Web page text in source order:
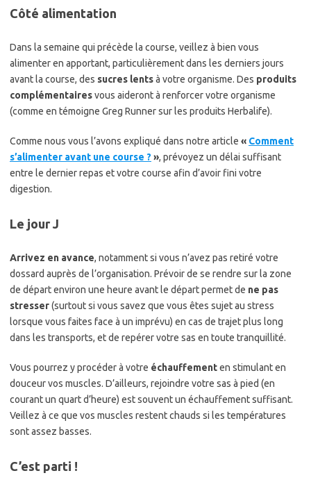
Côté alimentation
Dans la semaine qui précède la course, veillez à bien vous
alimenter en apportant, particulièrement dans les derniers jours
avant la course, des sucres lentsà votre organisme. Des produits
complémentairesvous aideront à renforcer votre organisme
(comme en témoigne Greg Runner sur les produits Herbalife).
Comme nous vous l’avons expliqué dans notre article « Comment
s’alimenter avant une course ? », prévoyez un délai suffisant
entre le dernier repas et votre course afin d’avoir fini votre
digestion.
Le jour J
Arrivez en avance, notamment si vous n’avez pas retiré votre
dossard auprès de l’organisation. Prévoir de se rendre sur la zone
de départ environ une heure avant le départ permet de ne pas
stresser(surtout si vous savez que vous êtes sujet au stress
lorsque vous faites face à un imprévu) en cas de trajet plus long
dans les transports, et de repérer votre sas en toute tranquillité.
Vous pourrez y procéder à votre échauffementen stimulant en
douceur vos muscles. D’ailleurs, rejoindre votre sas à pied (en
courant un quart d’heure) est souvent un échauffement suffisant.
Veillez à ce que vos muscles restent chauds si les températures
sont assez basses.
C’est parti !